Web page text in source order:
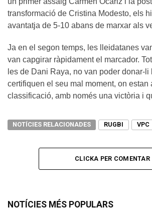
transformació de Cristina Modesto, els
avantatja de 5-10 abans de marxar als
Ja en el segon temps, les lleidatanes
van capgirar ràpidament el marcador.
les de Dani Raya, no van poder donar-li
certifiquen el seu mal moment, on estan
classificació, amb només una victòria i
NOTÍCIES RELACIONADES RUGBI VPC
CLICKA PER COMENTAR
NOTÍCIES MÉS POPULARS